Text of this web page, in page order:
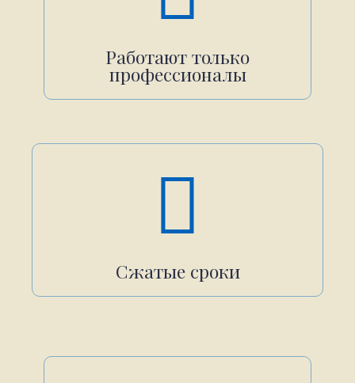
Работают только
профессионалы
Сжатые сроки